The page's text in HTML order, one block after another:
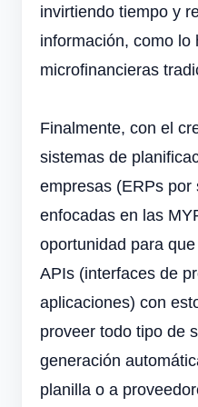
invirtiendo tiempo y
información, como lo
microfinancieras
Finalmente, con el
sistemas de
empresas (ERPs por
enfocadas en las
oportunidad para
APIs (interfaces de
aplicaciones) con
proveer todo tipo de
generación
planilla o a